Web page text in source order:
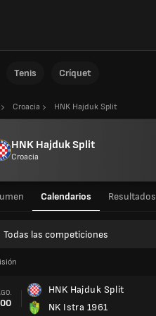
Tenis Críquet
Croacia HNK Hajduk Split
HNK Hajduk Split
Croacia
Calendarios Resultados
Todas las competiciones
HNK Hajduk Split
NK Istra 1961